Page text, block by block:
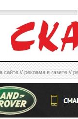
сайте//реклама в газете//